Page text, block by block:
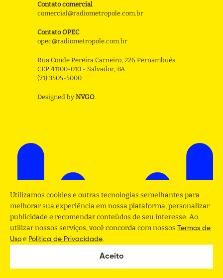
Contato comercial
comercial@radiometropole.com.br
Contato OPEC
opec@radiometropole.com.br
Rua Conde Pereira Carneiro, 226 Pernambués
CEP 41100-010 - Salvador, BA
(71) 3505-5000
Designed by NVGO.
Utilizamos cookies e outras tecnologias semelhantes para
melhorar sua experiência em nossa plataforma, personalizar
publicidade e recomendar conteúdos de seu interesse. Ao
utilizar nossos serviços, você concorda com nossos Termos de
Uso e Politica de Privacidade.
Aceito